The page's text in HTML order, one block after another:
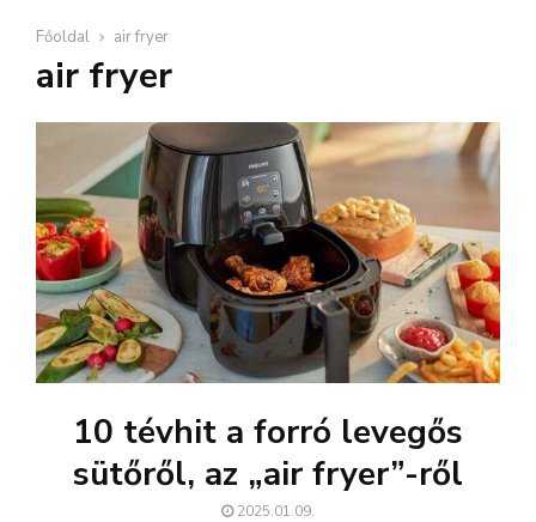
Főoldal air fryer
air fryer
10 tévhit a forró levegős
sütőről, az „air fryer”-ről
2025.01.09.